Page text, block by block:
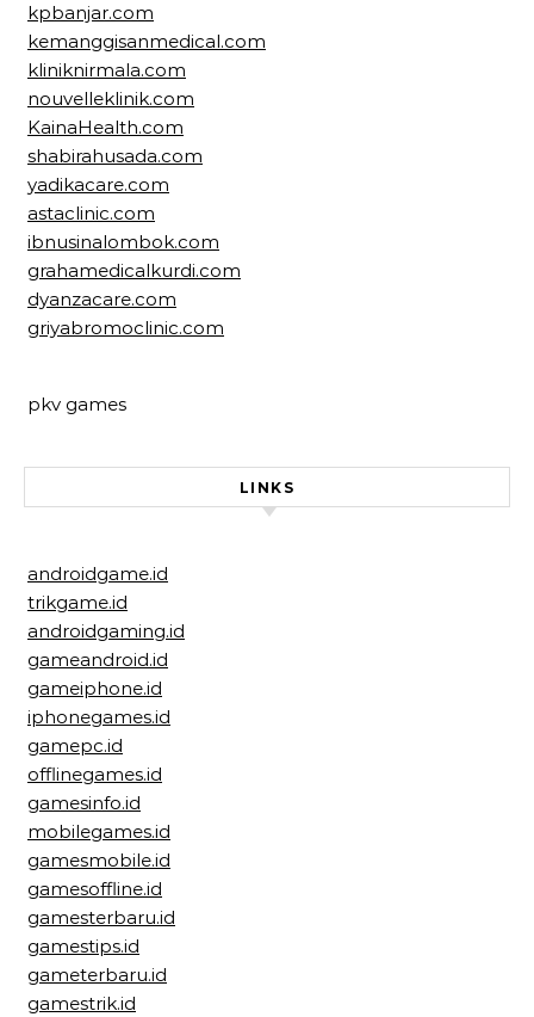
kpbanjar.com
kemanggisanmedical.com
kliniknirmala.com
nouvelleklinik.com
KainaHealth.com
shabirahusada.com
yadikacare.com
astaclinic.com
ibnusinalombok.com
grahamedicalkurdi.com
dyanzacare.com
griyabromoclinic.com
pkv games
LINKS
androidgame.id
trikgame.id
androidgaming.id
gameandroid.id
gameiphone.id
iphonegames.id
gamepc.id
offlinegames.id
gamesinfo.id
mobilegames.id
gamesmobile.id
gamesoffline.id
gamesterbaru.id
gamestips.id
gameterbaru.id
gamestrik.id